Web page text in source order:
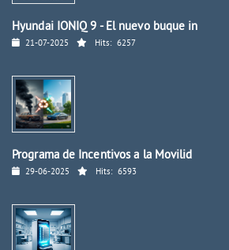
Hyundai IONIQ 9 - El nuevo buque in
21-07-2025 Hits: 6257
Programa de Incentivos a la Movilid
29-06-2025 Hits: 6593